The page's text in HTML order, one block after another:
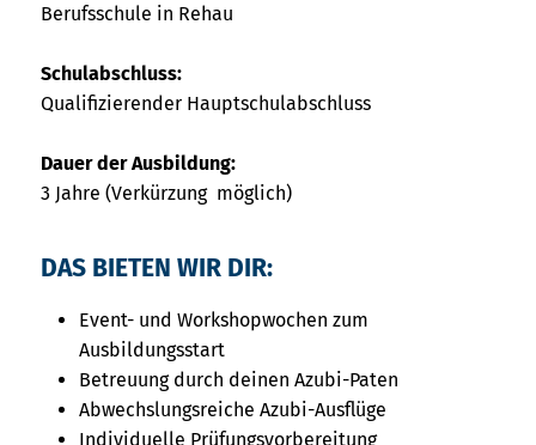
Berufsschule in Rehau
Schulabschluss:
Qualifizierender Hauptschulabschluss
Dauer der Ausbildung:
3 Jahre (Verkürzung möglich)
DAS BIETEN WIR DIR:
Event- und Workshopwochen zum
Ausbildungsstart
Betreuung durch deinen Azubi-Paten
Abwechslungsreiche Azubi-Ausflüge
Individuelle Prüfungsvorbereitung